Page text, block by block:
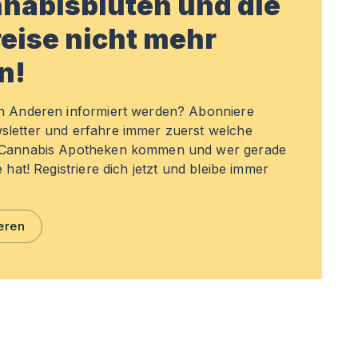
nicht mehr
Anderen informiert werden? Abonniere
und erfahre immer zuerst welche
Apotheken kommen und wer gerade
hat! Registriere dich jetzt und bleibe immer